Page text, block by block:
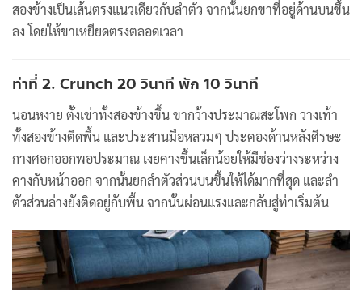
สองข้างเป็นเส้นตรงแนวเดียวกับลำตัว จากนั้นยกขาที่อยู่ด้านบนขึ้น
ลง โดยให้ขาเหยียดตรงตลอดเวลา
ท่าที่ 2. Crunch 20 วินาที พัก 10 วินาที
นอนหงาย ตั้งเข่าทั้งสองข้างขึ้น ขากว้างประมาณสะโพก วางเท้า
ทั้งสองข้างติดพื้น และประสานมือหลวมๆ ประคองด้านหลังศีรษะ
กางศอกออกพอประมาณ เงยคางขึ้นเล็กน้อยให้มีช่องว่างระหว่าง
คางกับหน้าออก จากนั้นยกลำตัวส่วนบนขึ้นให้ได้มากที่สุด และลำ
ตัวส่วนล่างยังติดอยู่กับพื้น จากนั้นผ่อนแรงและกลับสู่ท่าเริ่มต้น